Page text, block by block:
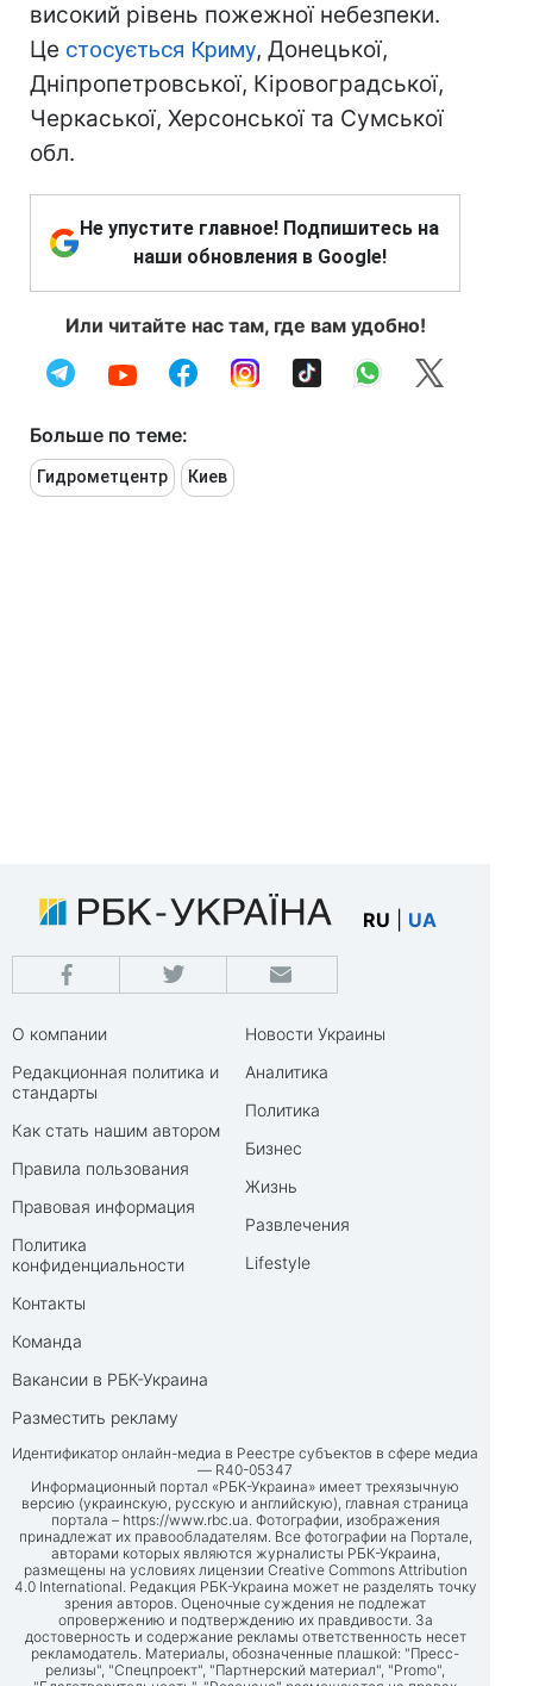
високий рівень пожежної небезпеки.
Це стосується Криму, Донецької,
Дніпропетровської, Кіровоградської,
Черкаської, Херсонської та Сумської
обл.
Не упустите главное! Подпишитесь на
наши обновления в Google!
Или читайте нас там, где вам удобно!
Больше по теме:
Гидрометцентр Киев
RU UA
О компании
Редакционная политика и
стандарты
Как стать нашим автором
Правила пользования
Правовая информация
Политика
конфиденциальности
Контакты
Команда
Вакансии в РБК-Украина
Разместить рекламу
Новости Украины
Аналитика
Политика
Бизнес
Жизнь
Развлечения
Lifestyle
Идентификатор онлайн-медиа в Реестре субъектов в сфере медиа
— R40-05347
Информационный портал «РБК-Украина» имеет трехязычную
версию (украинскую, русскую и английскую), главная страница
портала – https://www.rbc.ua. Фотографии, изображения
принадлежат их правообладателям. Все фотографии на Портале,
авторами которых являются журналисты РБК-Украина,
размещены на условиях лицензии Creative Commons Attribution
4.0 International. Редакция РБК-Украина может не разделять точку
зрения авторов. Оценочные суждения не подлежат
опровержению и подтверждению их правдивости. За
достоверность и содержание рекламы ответственность несет
рекламодатель. Материалы, обозначенные плашкой: "Пресс-
релизы", "Спецпроект", "Партнерский материал", "Promo",